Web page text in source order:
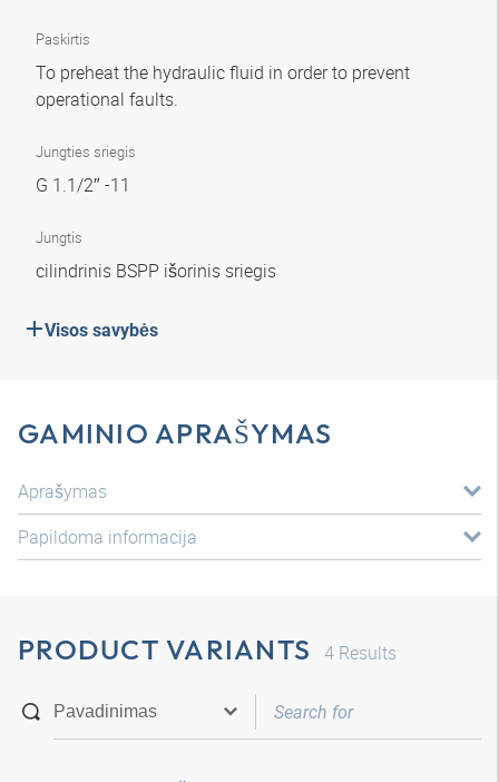
Paskirtis
To preheat the hydraulic fluid in order to prevent
operational faults.
Jungties sriegis
G 1.1/2″ -11
Jungtis
cilindrinis BSPP išorinis sriegis
Visos savybės
GAMINIO APRAŠYMAS
Aprašymas
Papildoma informacija
PRODUCT VARIANTS 4 Results